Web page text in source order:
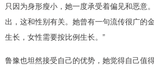
只因为身形瘦小，她一度承受着偏见和恶意
出，这和性别有关。她曾有一句流传很广的
生长，女性需要按比例生长。”
鲁豫也坦然接受自己的优势，她觉得自己值得